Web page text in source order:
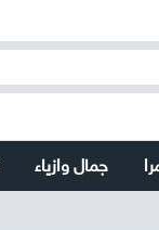
جمال وازياء